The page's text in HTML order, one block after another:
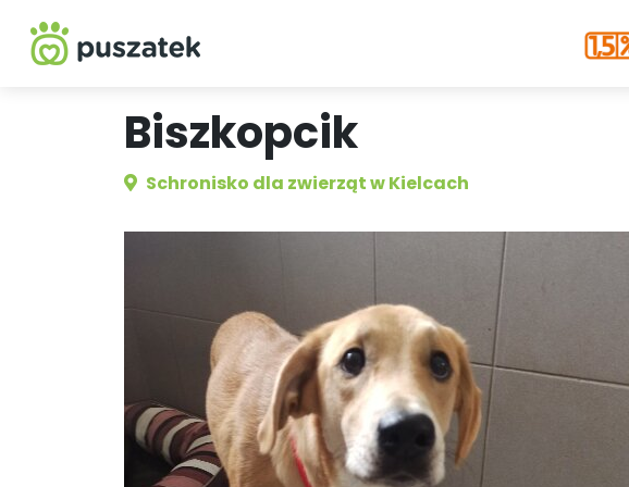
Biszkopcik
Schronisko dla zwierząt w Kielcach